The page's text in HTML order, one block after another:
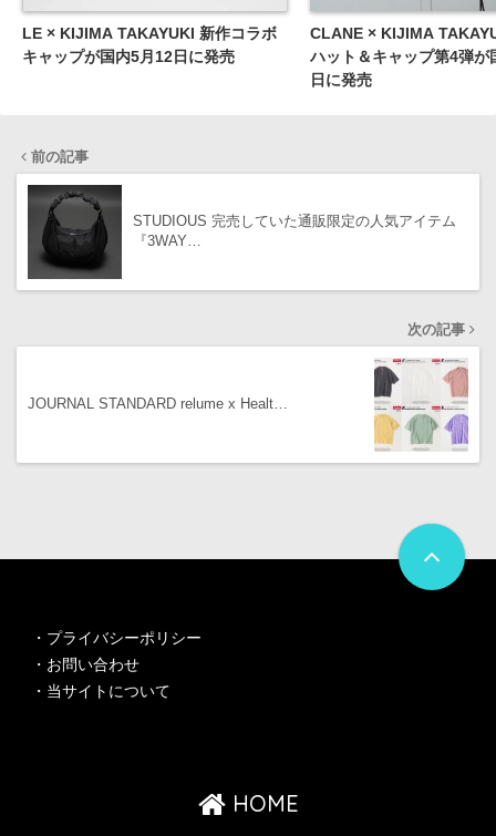
LE × KIJIMA TAKAYUKI 新作コラボ
キャップが国内5月12日に発売
CLANE × KIJIMA
ハット＆キャップ第4弾が
日に発売
前の記事
STUDIOUS 完売していた通販限定の人気アイテム
『3WAY…
次の記事
JOURNAL STANDARD relume x Healt…
・ プライバシーポリシー
・ お問い合わせ
・ 当サイトについて
HOME